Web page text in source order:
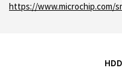
https://www.microchip.com/